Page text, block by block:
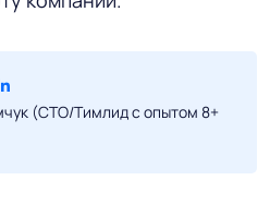
(CTO/Тимлид с опытом 8+